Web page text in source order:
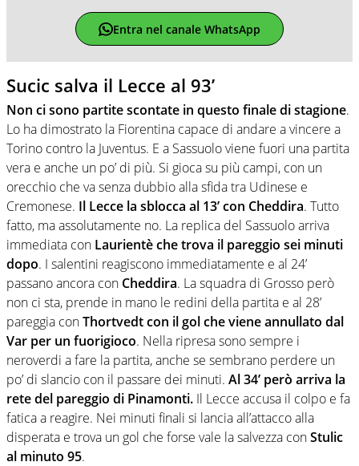
Entra nel canale WhatsApp
Sucic salva il Lecce al 93’
Non ci sono partite scontate in questo finale di stagione.
Lo ha dimostrato la Fiorentina capace di andare a vincere a
Torino contro la Juventus. E a Sassuolo viene fuori una partita
vera e anche un po’ di più. Si gioca su più campi, con un
orecchio che va senza dubbio alla sfida tra Udinese e
Cremonese. Il Lecce la sblocca al 13’ con Cheddira. Tutto
fatto, ma assolutamente no. La replica del Sassuolo arriva
immediata con Laurientè che trova il pareggio sei minuti
dopo. I salentini reagiscono immediatamente e al 24’
passano ancora con Cheddira. La squadra di Grosso però
non ci sta, prende in mano le redini della partita e al 28’
pareggia conThortvedt con il gol che viene annullato dal
Var per un fuorigioco. Nella ripresa sono sempre i
neroverdi a fare la partita, anche se sembrano perdere un
po’ di slancio con il passare dei minuti. Al 34’ però arriva la
rete del pareggio di Pinamonti. Il Lecce accusa il colpo e fa
fatica a reagire. Nei minuti finali si lancia all’attacco alla
disperata e trova un gol che forse vale la salvezza conStulic
al minuto 95.